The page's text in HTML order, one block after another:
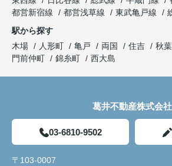
都営新宿線
都営浅草線 東武亀戸線
駅から探す
木場
人形町 亀戸 両国 住吉 秋
門前仲町
錦糸町 西大島
葛井不動産株式会社
03-6810-9502
〒103-0007